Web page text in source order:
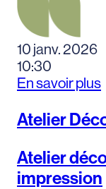
10 janv. 2026
10:30
En savoir plus
Atelier
Atelier
impression